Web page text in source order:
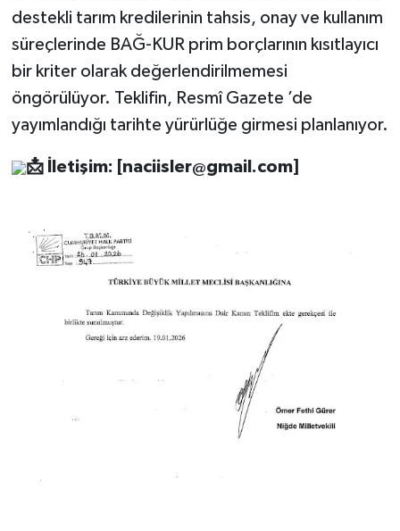
destekli tarım kredilerinin tahsis, onay ve kullanım
süreçlerinde BAĞ-KUR prim borçlarının kısıtlayıcı
bir kriter olarak değerlendirilmemesi
öngörülüyor. Teklifin, Resmî Gazete ’de
yayımlandığı tarihte yürürlüğe girmesi planlanıyor.
📩İletişim: [naciisler@gmail.com]